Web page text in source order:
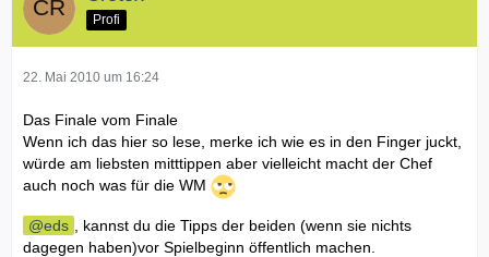
Profi
22. Mai 2010 um 16:24
Das Finale vom Finale
Wenn ich das hier so lese, merke ich wie es in den Finger juckt,
würde am liebsten mitttippen aber vielleicht macht der Chef
auch noch was für die WM
eds
, kannst du die Tipps der beiden (wenn sie nichts
dagegen haben)vor Spielbeginn öffentlich machen.